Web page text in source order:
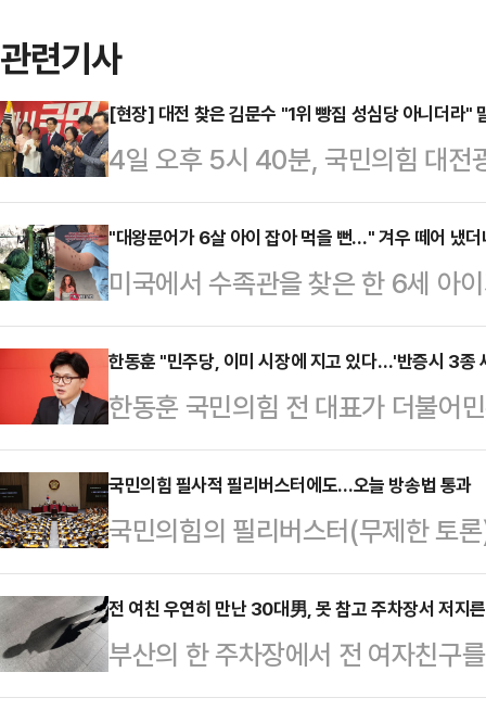
관련기사
[현장] 대전 찾은 김문수 "1위 빵집 성심당 아니더라"
4일 오후 5시 40분, 국민의힘 대전
후보가 오기 전부터 인파로 북적였
지지율 1위를 기록 중인 김 후보가
하려는 '자리 쟁탈전'이 이어졌다.
곳곳에는 20·30대 청년들의 모습
TK 핵심 지지층들의 '전폭적인 지
모양새였다.이날 뒤편에서 기다리
창했…
"대왕문어가 6살 아이 잡아 먹을 뻔…" 겨우 떼어 냈
미국에서 수족관을 찾은 한 6세 아
랑이까지 수십 개의 멍이 생기는
따르면 사건은 미국 텍사스주 샌안
다.6살 소년 레오는 직접 해양 생물
간인 터치 탱크에 손을 넣었다. 그
Pacific Octopus)가 레오의 팔에
감싼 채 놓지 않았고, 성인 직원 3
력을 지…
한동훈 "민주당, 이미 시장에 지고 있다…'반증시 3종
한동훈 국민의힘 전 대표가 더불어
확대·증권거래세 인상·노봉법 등
장에 지고 있는 민주당은 더 늦기
한동훈 전 대표는 4일 페이스북에
과세범위 확대·증권거래세 인상·
었다.그는 "민주당 정권의 '반증시
증해서, 유가증권시장 공매도 순보
음으로 …
국민의힘 필사적 필리버스터에도…오늘 방송법 통과
국민의힘의 필리버스터(무제한 토
정안이 5일 국회 본회의 문턱을 넘
도라는 이유로 이 법안에 반대해왔
리버스터 종결에 따라 결국 제동을
2시 개의한 본회의에서 오후 4시경
전 여친 우연히 만난 30대男, 못 참고 주차장서 저지
부산의 한 주차장에서 전 여자친구
받고 있다.2일 부산 해운대경찰서